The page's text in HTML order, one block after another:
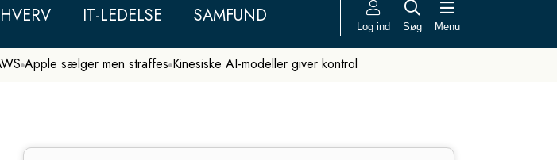
IT-LEDELSE SAMFUND Log ind Søg Menu
Apple sælger men straffes Kinesiske AI-modeller giver kontrol